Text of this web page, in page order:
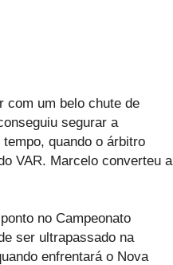
com um belo chute de
segurar a
quando o árbitro
VAR. Marcelo converteu a
no Campeonato
ser ultrapassado na
enfrentará o Nova